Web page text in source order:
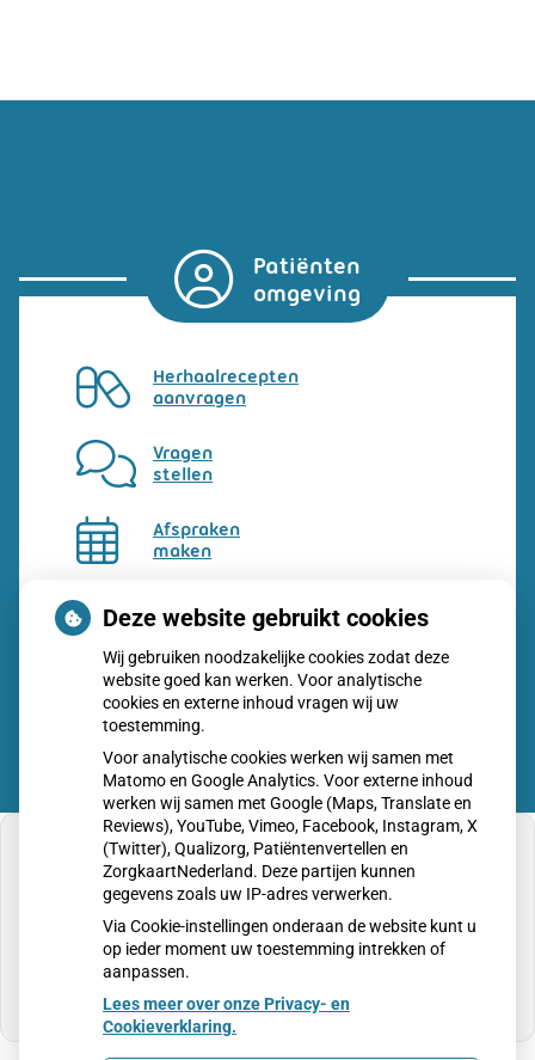
Patiënten
omgeving
Herhaalrecepten
aanvragen
Vragen
stellen
Afspraken
maken
Dossier
bekijken
U heeft geen toestemming gegeven voor
externe inhoud die nodig is om dit te zien.
Cookie-instellingen wijzigen
Deze website gebruikt cookies
Wij gebruiken noodzakelijke cookies zodat deze
website goed kan werken. Voor analytische
cookies en externe inhoud vragen wij uw
toestemming.
Voor analytische cookies werken wij samen met
Matomo en Google Analytics. Voor externe inhoud
werken wij samen met Google (Maps, Translate en
Reviews), YouTube, Vimeo, Facebook, Instagram, X
(Twitter), Qualizorg, Patiëntenvertellen en
ZorgkaartNederland. Deze partijen kunnen
gegevens zoals uw IP-adres verwerken.
Via Cookie-instellingen onderaan de website kunt u
op ieder moment uw toestemming intrekken of
aanpassen.
Lees meer over onze Privacy- en
Cookieverklaring.